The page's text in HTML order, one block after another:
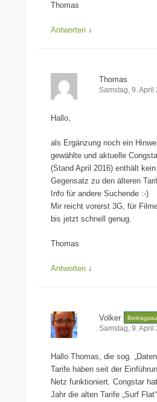
Thomas
Antworten ↓
Thomas
Samstag, 9.
Hallo,
als Ergänzung noch ein
gewählte und aktuelle
(Stand April 2016) enthält
Gegensatz zu den älteren
Info für andere Suchende :-)
Mir reicht vorerst 3G, für
bis jetzt schnell genug.
Thomas
Antworten ↓
Volker
Samstag, 9.
Hallo Thomas, die sog.
Tarife haben seit der
Netz funktioniert. Congstar
Jahr die alten Tarife „Surf